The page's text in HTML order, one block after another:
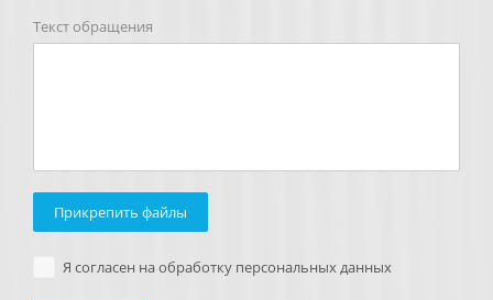
Текст обращения
Прикрепить файлы
Я согласен на обработку персональных данных